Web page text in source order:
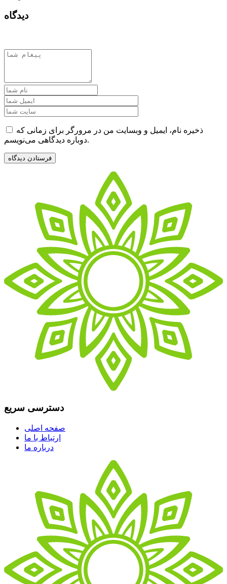
دیدگاه
ذخیره نام، ایمیل و وبسایت من در مرورگر برای زمانی که
دوباره دیدگاهی می‌نویسم.
دسترسی سریع
صفحه اصلی
ارتباط با ما
درباره ما